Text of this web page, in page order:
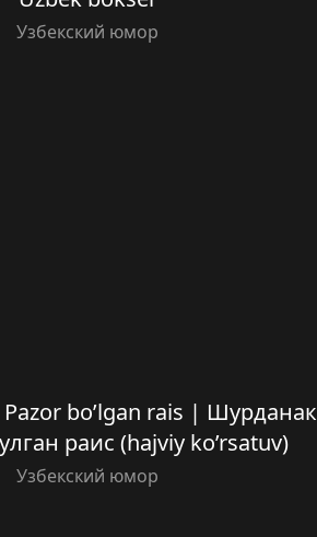
Узбекский юмор
bo’lgan rais | Шурданак
раис (hajviy ko’rsatuv)
Узбекский юмор